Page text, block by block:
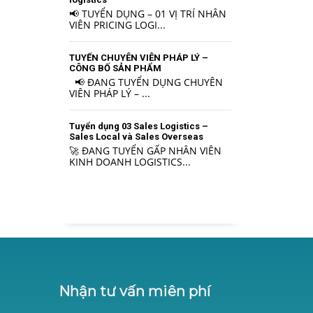
📢 TUYỂN DỤNG – 01 VỊ TRÍ NHÂN
VIÊN PRICING LOGI...
TUYỂN CHUYÊN VIÊN PHÁP LÝ –
CÔNG BỐ SẢN PHẨM
📢 ĐANG TUYỂN DỤNG CHUYÊN
VIÊN PHÁP LÝ – ...
Tuyển dụng 03 Sales Logistics –
Sales Local và Sales Overseas
🚀 ĐANG TUYỂN GẤP NHÂN VIÊN
KINH DOANH LOGISTICS...
Nhận tư vấn miên phí